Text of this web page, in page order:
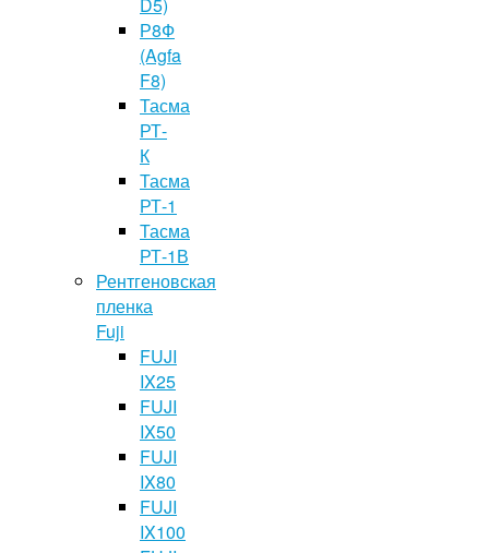
Р8Ф
(Agfa
F8)
Тасма
РТ-
К
Тасма
РТ-1
Тасма
РТ-1В
Рентгеновская
пленка
Fuji
FUJI
IX25
FUJI
IX50
FUJI
IX80
FUJI
IX100